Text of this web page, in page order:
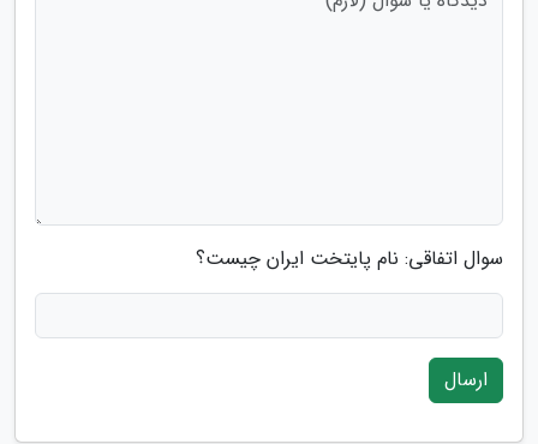
سوال اتفاقی: نام پایتخت ایران چیست؟
ارسال